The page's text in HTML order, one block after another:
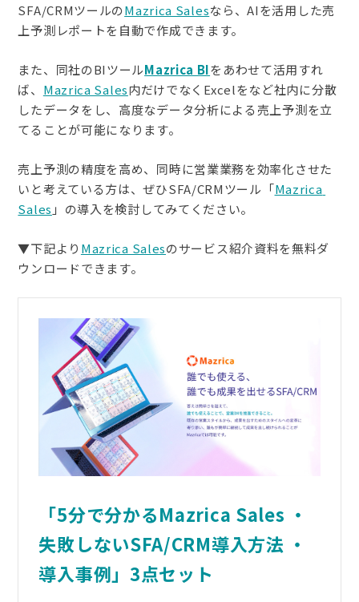
SFA/CRMツールのMazrica Salesなら、AIを活用した売
上予測レポートを自動で作成できます。
また、同社のBIツールMazrica BIをあわせて活用すれ
ば、 Mazrica Sales内だけでなくExcelをなど社内に分散
したデータをし、高度なデータ分析による売上予測を立
てることが可能になります。
売上予測の精度を高め、同時に営業業務を効率化させた
いと考えている方は、ぜひSFA/CRMツール「Mazrica
Sales 」の導入を検討してみてください。
▼下記より Mazrica Salesのサービス紹介資料を無料ダ
ウンロードできます。
「5分で分かるMazrica Sales ・
失敗しないSFA/CRM導入方法 ・
導入事例」3点セット